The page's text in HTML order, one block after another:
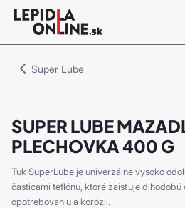
Priemyselné
lepidlá
Super Lube
SUPER LUBE
PLECHOVKA 400 G
Tuk SuperLube je univerzálne vysoko
časticami teflónu, ktoré zaisťuje dlhodobú
opotrebovaniu a korózii.